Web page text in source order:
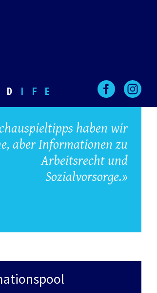
D I F E
haben wir
aber Informationen zu
Arbeitsrecht und
Sozialvorsorge.»